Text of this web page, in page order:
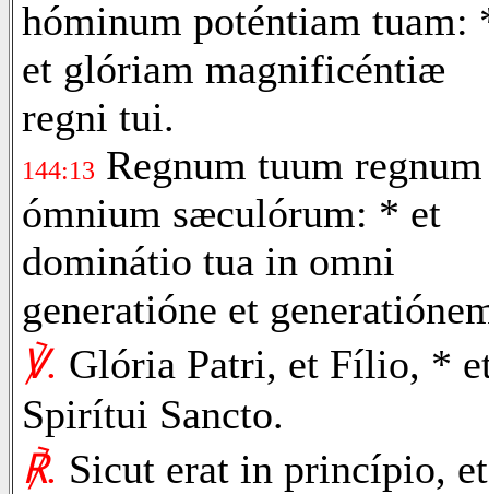
hóminum poténtiam tuam:
et glóriam magnificéntiæ
regni tui.
144:13 Regnum tuum regnum
ómnium sæculórum: * et
dominátio tua in omni
generatióne et
℣. Glória Patri, et Fílio, *
Spirítui Sancto.
℟. Sicut erat in princípio, et